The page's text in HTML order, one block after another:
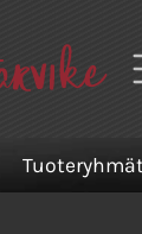
Tuoteryhmät